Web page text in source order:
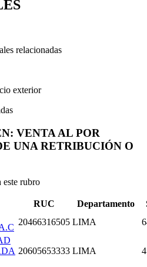
relacionadas
exterior
VENTA AL POR
UNA RETRIBUCIÓN O
este rubro
RUC Departamento
20466316505 LIMA
20605653333 LIMA